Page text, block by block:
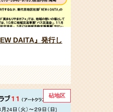
DAITA』発行し
砧地区